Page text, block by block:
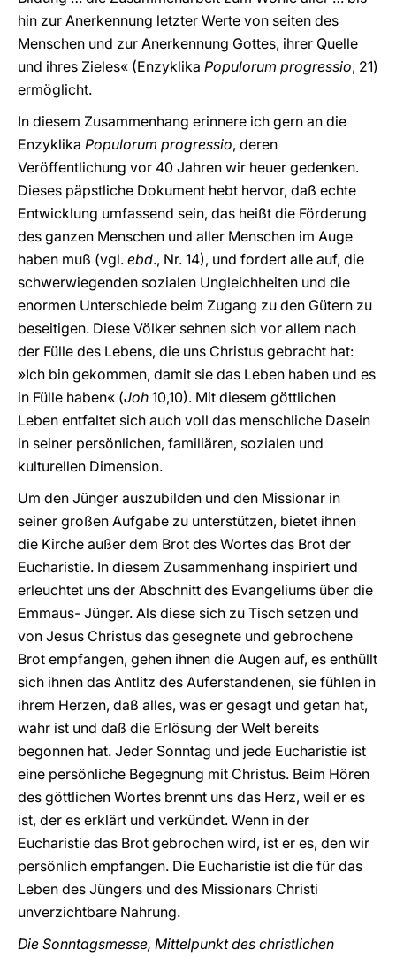
hin zur Anerkennung letzter Werte von seiten des
Menschen und zur Anerkennung Gottes, ihrer Quelle
und ihres Zieles« (Enzyklika Populorum progressio, 21)
ermöglicht.
In diesem Zusammenhang erinnere ich gern an die
Enzyklika Populorum progressio, deren
Veröffentlichung vor 40 Jahren wir heuer gedenken.
Dieses päpstliche Dokument hebt hervor, daß echte
Entwicklung umfassend sein, das heißt die Förderung
des ganzen Menschen und aller Menschen im Auge
haben muß (vgl. ebd., Nr. 14), und fordert alle auf, die
schwerwiegenden sozialen Ungleichheiten und die
enormen Unterschiede beim Zugang zu den Gütern zu
beseitigen. Diese Völker sehnen sich vor allem nach
der Fülle des Lebens, die uns Christus gebracht hat:
»Ich bin gekommen, damit sie das Leben haben und es
in Fülle haben« (Joh 10,10). Mit diesem göttlichen
Leben entfaltet sich auch voll das menschliche Dasein
in seiner persönlichen, familiären, sozialen und
kulturellen Dimension.
Um den Jünger auszubilden und den Missionar in
seiner großen Aufgabe zu unterstützen, bietet ihnen
die Kirche außer dem Brot des Wortes das Brot der
Eucharistie. In diesem Zusammenhang inspiriert und
erleuchtet uns der Abschnitt des Evangeliums über die
Emmaus- Jünger. Als diese sich zu Tisch setzen und
von Jesus Christus das gesegnete und gebrochene
Brot empfangen, gehen ihnen die Augen auf, es enthüllt
sich ihnen das Antlitz des Auferstandenen, sie fühlen in
ihrem Herzen, daß alles, was er gesagt und getan hat,
wahr ist und daß die Erlösung der Welt bereits
begonnen hat. Jeder Sonntag und jede Eucharistie ist
eine persönliche Begegnung mit Christus. Beim Hören
des göttlichen Wortes brennt uns das Herz, weil er es
ist, der es erklärt und verkündet. Wenn in der
Eucharistie das Brot gebrochen wird, ist er es, den wir
persönlich empfangen. Die Eucharistie ist die für das
Leben des Jüngers und des Missionars Christi
unverzichtbare Nahrung.
Die Sonntagsmesse, Mittelpunkt des christlichen